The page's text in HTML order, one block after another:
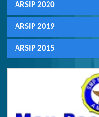
ARSIP 2020
ARSIP 2019
ARSIP 2015